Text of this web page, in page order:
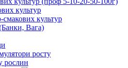
культур
смакових культур
Вага)
росту
рослин